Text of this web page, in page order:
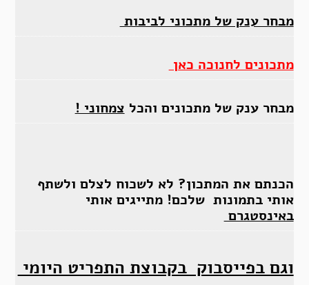
מבחר ענק של מתכוני לביבות
מתכונים לחנוכה כאן
מבחר ענק של מתכונים והכל צמחוני !
הכנתם את המתכון? לא לשכוח לצלם ולשתף
אותי בתמונות שלכם! מתייגים אותי
באינסטגרם
וגם בפייסבוק בקבוצת התפריט היומי